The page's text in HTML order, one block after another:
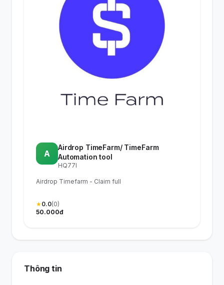
A
Airdrop TimeFarm/ TimeFarm
Automation tool
HQ77I
Airdrop Timefarm - Claim full
★0.0(0)
50.000đ
Thông tin